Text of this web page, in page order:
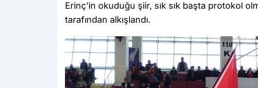
Erinç'in okuduğu şiir, sık sık başta protokol
tarafından alkışlandı.